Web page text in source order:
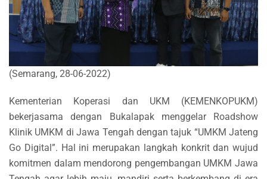
(Semarang, 28-06-2022)
Kementerian Koperasi dan UKM (KEMENKOPUKM)
bekerjasama dengan Bukalapak menggelar Roadshow
Klinik UMKM di Jawa Tengah dengan tajuk “UMKM Jateng
Go Digital”. Hal ini merupakan langkah konkrit dan wujud
komitmen dalam mendorong pengembangan UMKM Jawa